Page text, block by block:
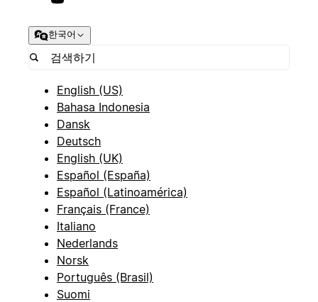
한국어
English (US)
Bahasa Indonesia
Dansk
Deutsch
English (UK)
Español (España)
Español (Latinoamérica)
Français (France)
Italiano
Nederlands
Norsk
Português (Brasil)
Suomi